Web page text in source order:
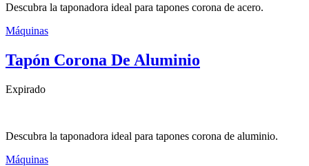
Descubra la taponadora ideal para tapones corona de acero.
Máquinas
Tapón Corona De Aluminio
Expirado
Descubra la taponadora ideal para tapones corona de aluminio.
Máquinas